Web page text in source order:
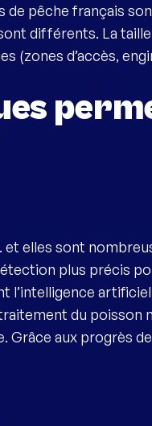
de pêche français
différents. La
(zones d’accès,
elles sont
plus précis
du poisson
aux progrès